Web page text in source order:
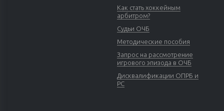
Как стать хоккейным
арбитром?
Судьи ОЧБ
Методические пособия
Запрос на рассмотрение
игрового эпизода в ОЧБ
Дисквалификации ОПРБ и
РС